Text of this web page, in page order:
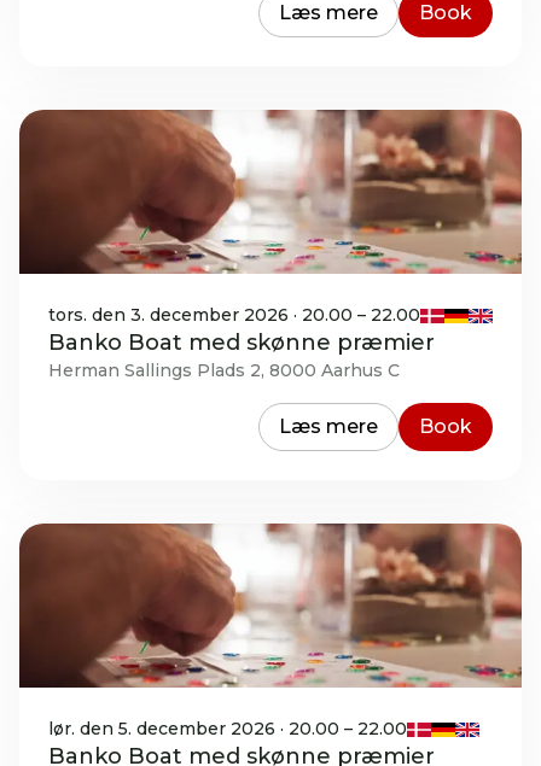
Læs mere Book
tors. den 3. december 2026 · 20.00 – 22.00
Banko Boat med skønne præmier
Herman Sallings Plads 2, 8000 Aarhus C
Læs mere Book
lør. den 5. december 2026 · 20.00 – 22.00
Banko Boat med skønne præmier